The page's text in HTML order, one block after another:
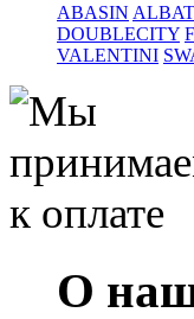
ABASIN
DOUBLECITY
VALENTINI
О